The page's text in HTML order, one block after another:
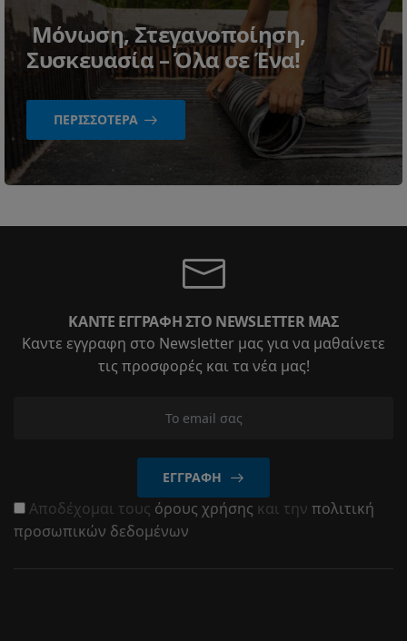
Μόνωση, Στεγανοποίηση,
Συσκευασία – Όλα σε Ένα!
ΠΕΡΙΣΣΌΤΕΡΑ
ΚΆΝΤΕ ΕΓΓΡΑΦΉ ΣΤΟ NEWSLETTER ΜΑΣ
Καντε εγγραφη στο Newsletter μας για να μαθαίνετε
τις προσφορές και τα νέα μας!
ΕΓΓΡΑΦΉ
Αποδέχομαι τους όρους χρήσης και την πολιτική
προσωπικών δεδομένων